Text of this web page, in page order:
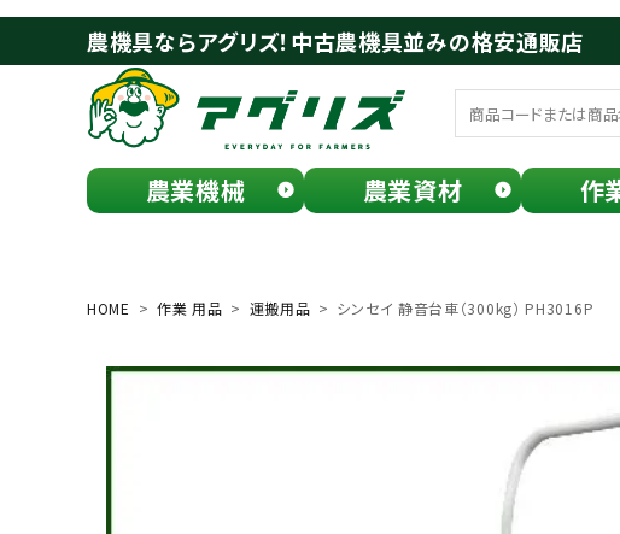
農機具ならアグリズ！中古農機具並みの格安通販店
農業機械 農業資材 作
search
HOME 作業 用品 運搬用品 シンセイ 静音台車（300kg） PH3016P